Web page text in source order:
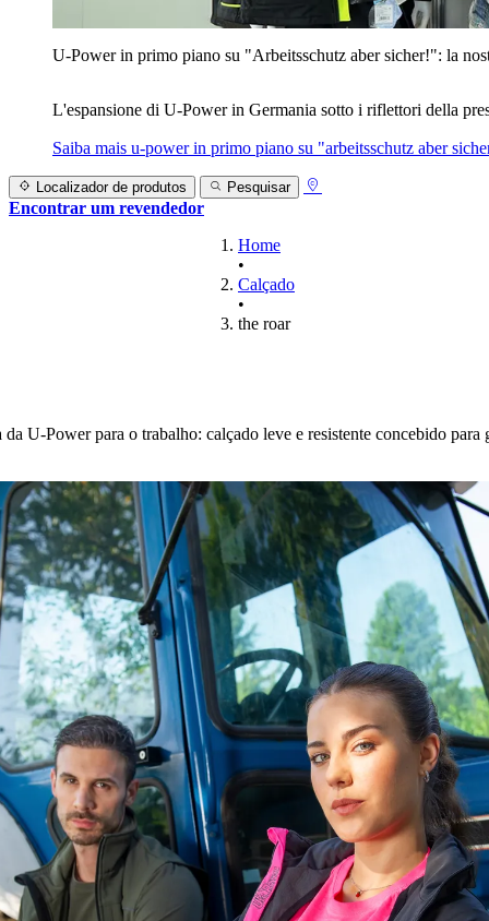
U‑Power in primo piano su "Arbeitsschutz aber sicher!": la
L'espansione di U‑Power in Germania sotto i riflettori della
Saiba mais u‑power in primo piano su "arbeitsschutz aber
Localizador de produtos Pesquisar
Encontrar um revendedor
Home
•
Calçado
•
the roar
da U‑Power para o trabalho: calçado leve e resistente concebido